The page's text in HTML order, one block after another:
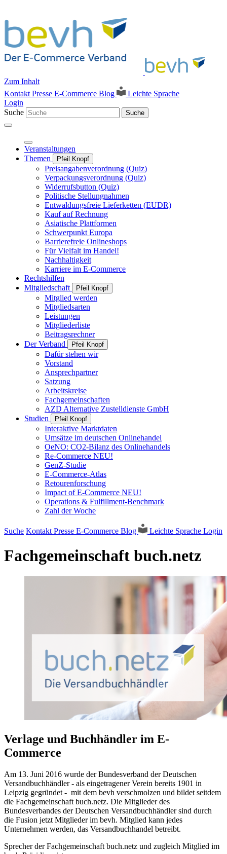
Zum Inhalt
Kontakt Presse E-Commerce Blog
Leichte Sprache
Login
Suche
Suche
Veranstaltungen
Themen
Pfeil Knopf
Preisangabenverordnung (Quiz)
Verpackungsverordnung (Quiz)
Widerrufsbutton (Quiz)
Politische Stellungnahmen
Entwaldungsfreie Lieferketten (EUDR)
Kauf auf Rechnung
Asiatische Plattformen
Schwerpunkt Europa
Barrierefreie Onlineshops
Für Vielfalt im Handel!
Nachhaltigkeit
Karriere im E-Commerce
Rechtshilfen
Mitgliedschaft
Pfeil Knopf
Mitglied werden
Mitgliedsarten
Leistungen
Mitgliederliste
Beitragsrechner
Der Verband
Pfeil Knopf
Dafür stehen wir
Vorstand
Ansprechpartner
Satzung
Arbeitskreise
Fachgemeinschaften
AZD Alternative Zustelldienste GmbH
Studien
Pfeil Knopf
Interaktive Marktdaten
Umsätze im deutschen Onlinehandel
OeNO: CO2-Bilanz des Onlinehandels
Re-Commerce NEU!
GenZ-Studie
E-Commerce-Atlas
Retourenforschung
Impact of E-Commerce NEU!
Operations & Fulfillment-Benchmark
Zahl der Woche
Suche Kontakt Presse E-Commerce Blog Leichte Sprache Login
Fachgemeinschaft buch.netz
Verlage und Buchhändler im E-
Commerce
Am 13. Juni 2016 wurde der Bundesverband der Deutschen
Versandbuchhändler - als eingetragener Verein bereits 1901 in
Leipzig gegründet - mit dem bevh verschmolzen und bildet seitdem
die Fachgemeinschaft buch.netz. Die Mitglieder des
Bundesverbandes der Deutschen Versandbuchhändler sind durch
die Fusion jetzt Mitglieder im bevh. Mitglied kann jedes
Unternehmen werden, das Versandbuchhandel betreibt.
Sprecher der Fachgemeinschaft buch.netz und zugleich Mitglied im